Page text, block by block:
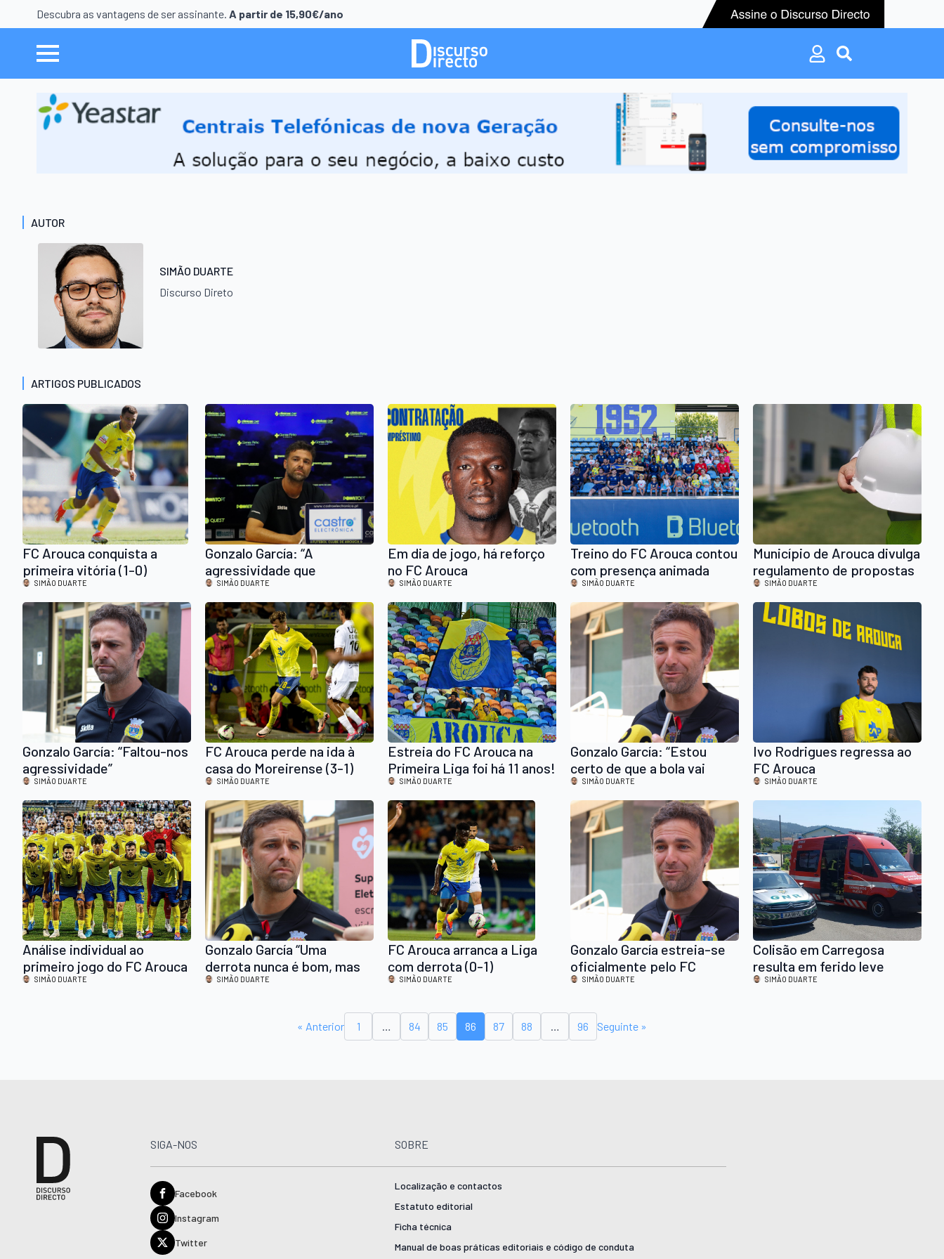
Descubra as vantagens de ser assinante. A partir de 15,90€/ano
Search
Search
for:
AUTOR
SIMÃO DUARTE
Discurso Direto
ARTIGOS PUBLICADOS
FC Arouca conquista a
primeira vitória (1-0)
SIMÃO DUARTE
Gonzalo García: “A
agressividade que
mostramos no primeiro
jogo é a que temos de
mostrar sempre”
SIMÃO DUARTE
Em dia de jogo, há reforço
no FC Arouca
SIMÃO DUARTE
Treino do FC Arouca contou
com presença animada
SIMÃO DUARTE
Município de Arouca divulga
regulamento de propostas
de obras e trabalhos na via
pública
SIMÃO DUARTE
Gonzalo García: “Faltou-nos
agressividade”
SIMÃO DUARTE
FC Arouca perde na ida à
casa do Moreirense (3-1)
SIMÃO DUARTE
Estreia do FC Arouca na
Primeira Liga foi há 11 anos!
SIMÃO DUARTE
Gonzalo García: “Estou
certo de que a bola vai
entrar!”
SIMÃO DUARTE
Ivo Rodrigues regressa ao
FC Arouca
SIMÃO DUARTE
Análise individual ao
primeiro jogo do FC Arouca
SIMÃO DUARTE
Gonzalo García “Uma
derrota nunca é bom, mas
sinto que fizemos um bom
SIMÃO DUARTE
FC Arouca arranca a Liga
com derrota (0-1)
SIMÃO DUARTE
Gonzalo García estreia-se
oficialmente pelo FC
Arouca
SIMÃO DUARTE
Colisão em Carregosa
resulta em ferido leve
SIMÃO DUARTE
« Anterior 1 … 84 85 86 87 88 … 96 Seguinte »
SIGA-NOS
Facebook
Instagram
Twitter
SOBRE
Localização e contactos
Estatuto editorial
Ficha técnica
Manual de boas práticas editoriais e código de conduta